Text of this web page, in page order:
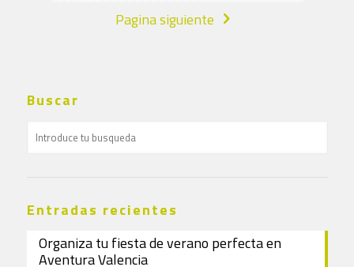
Pagina siguiente
Buscar
Entradas recientes
Organiza tu fiesta de verano perfecta en
Aventura Valencia